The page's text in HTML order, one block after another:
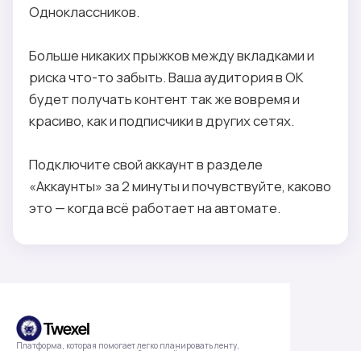
Одноклассников.
Больше никаких прыжков между вкладками и
риска что-то забыть. Ваша аудитория в ОК
будет получать контент так же вовремя и
красиво, как и подписчики в других сетях.
Подключите свой аккаунт в разделе
«Аккаунты» за 2 минуты и почувствуйте, каково
это — когда всё работает на автомате.
Платформа, которая помогает легко планировать ленту,